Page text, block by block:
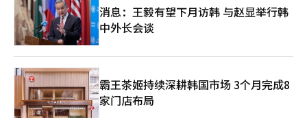
消息：王毅有望下月访韩 与赵显举行韩
中外长会谈
霸王茶姬持续深耕韩国市场 3个月完成8
家门店布局